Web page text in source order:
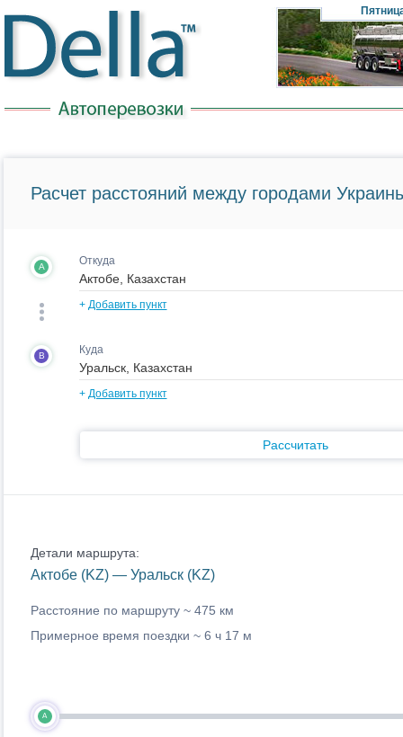
Расчет расстояний между городами
A Откуда
+ Добавить пункт
B Куда
+ Добавить пункт
Рассчитать
Детали маршрута:
Актобе (KZ) — Уральск (KZ)
Расстояние по маршруту ~ 475 км
Примерное время поездки ~ 6 ч 17 м
A